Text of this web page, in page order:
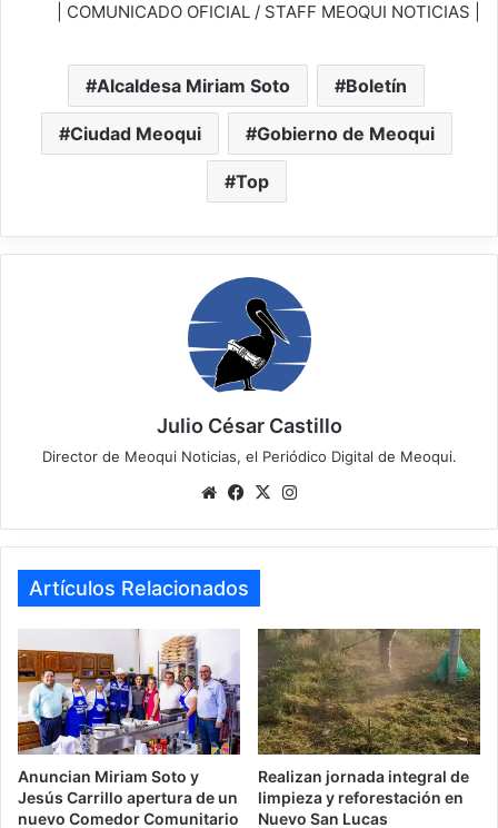
| COMUNICADO OFICIAL / STAFF MEOQUI NOTICIAS |
Alcaldesa Miriam Soto Boletín
Ciudad Meoqui Gobierno de Meoqui
Top
Julio César Castillo
Director de Meoqui Noticias, el Periódico Digital de Meoqui.
We
te
Fa
bo
ok
X
ra
Artículos Relacionados
Anuncian Miriam Soto y
Jesús Carrillo apertura de un
nuevo Comedor Comunitario
Realizan jornada integral de
limpieza y reforestación en
Nuevo San Lucas